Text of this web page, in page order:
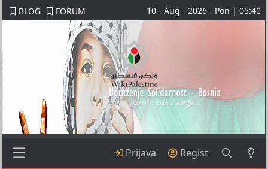
BLOG FORUM 10 - Aug - 2026 - Pon | 05:40
Prijava Regist